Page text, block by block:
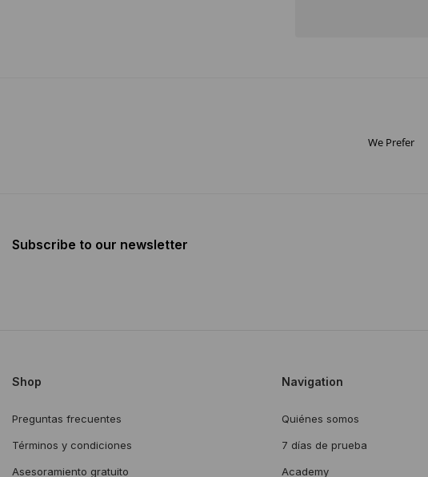
We Prefer
Subscribe to our newsletter
Shop
Preguntas frecuentes
Términos y condiciones
Asesoramiento gratuito
Navigation
Quiénes somos
7 días de prueba
Academy